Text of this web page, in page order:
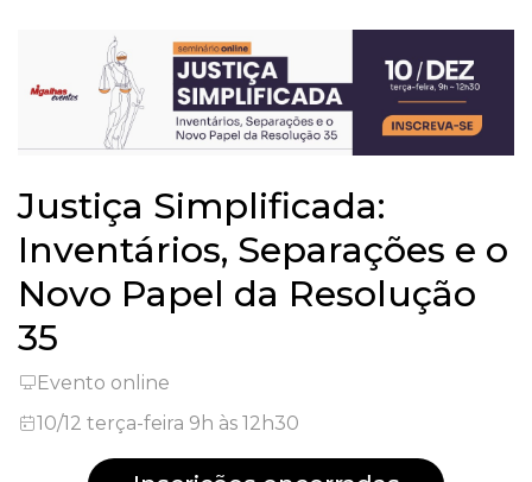
Justiça Simplificada:
Inventários, Separações e o
Novo Papel da Resolução
35
Evento online
10/12 terça-feira 9h às 12h30